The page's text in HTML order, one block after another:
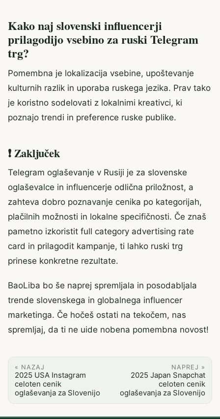
Kako naj slovenski influencerji
prilagodijo vsebino za ruski Telegram
trg?
Pomembna je lokalizacija vsebine, upoštevanje
kulturnih razlik in uporaba ruskega jezika. Prav tako
je koristno sodelovati z lokalnimi kreativci, ki
poznajo trendi in preference ruske publike.
❗ Zaključek
Telegram oglaševanje v Rusiji je za slovenske
oglaševalce in influencerje odlična priložnost, a
zahteva dobro poznavanje cenika po kategorijah,
plačilnih možnosti in lokalne specifičnosti. Če znaš
pametno izkoristit full category advertising rate
card in prilagodit kampanje, ti lahko ruski trg
prinese konkretne rezultate.
BaoLiba bo še naprej spremljala in posodabljala
trende slovenskega in globalnega influencer
marketinga. Če hočeš ostati na tekočem, nas
spremljaj, da ti ne uide nobena pomembna novost!
« NAZAJ
2025 USA Instagram
celoten cenik
oglaševanja za Slovenijo
NAPREJ »
2025 Japan Snapchat
celoten cenik
oglaševanja za Slovenijo